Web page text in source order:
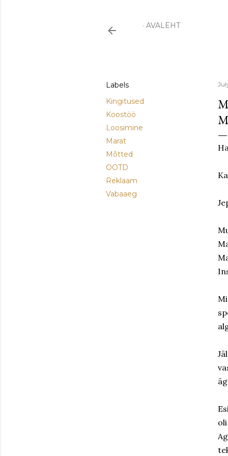
AVALEHT
Labels
Kingitused
Koostöö
Loosimine
Marat
Mõtted
OOTD
Reklaam
Vabaaeg